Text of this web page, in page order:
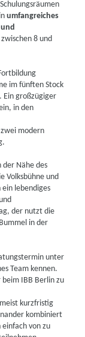
umfangreiches
8 und
im fünften Stock
Ein großzügiger
in den
modern
der Nähe des
Volksbühne und
ein lebendiges
der nutzt die
in der
unter
Team kennen.
beim IBB Berlin zu
kurzfristig
kombiniert
einfach von zu